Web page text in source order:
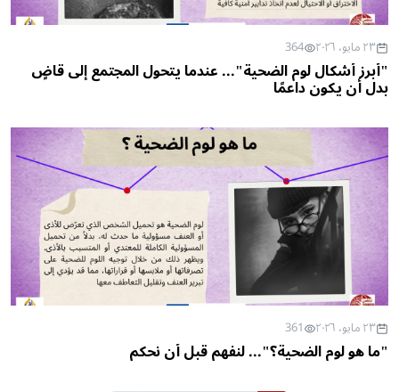
٢٣ مايو، ٢٠٢٦ 364
بدل أن يكون داعمًا
٢٣ مايو، ٢٠٢٦ 361
"ما هو لوم الضحية؟"... لنفهم قبل أن نحكم